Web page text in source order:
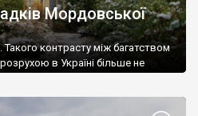
Мордовської
контрасту між багатством
в Україні більше не